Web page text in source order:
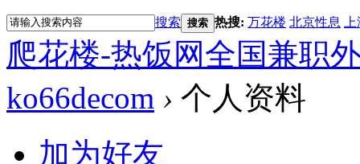
搜索 搜索 热搜: 万花楼 北京性息
爬花楼-热饭网全国兼职
ko66decom › 个人资料
加为好友